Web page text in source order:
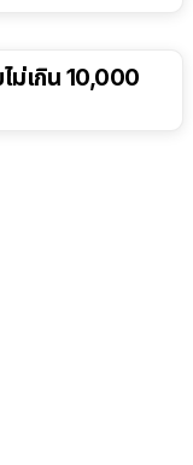
ม่เกิน 10,000